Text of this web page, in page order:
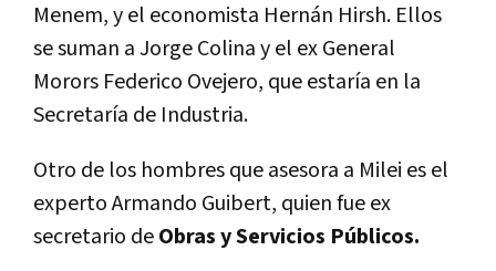
Menem, y el economista Hernán Hirsh. Ellos
se suman a Jorge Colina y el ex General
Morors Federico Ovejero, que estaría en la
Secretaría de Industria.
Otro de los hombres que asesora a Milei es el
experto Armando Guibert, quien fue ex
secretario deObras y Servicios Públicos.